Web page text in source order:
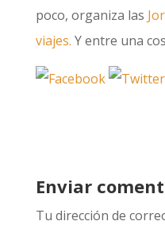
poco, organiza las
viajes. Y entre una
Enviar
Tu dirección de